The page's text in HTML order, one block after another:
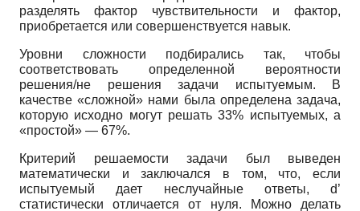
разделять фактор чувствительности и фактор,
приобретается или совершенствуется навык.
Уровни сложности подбирались так, чтобы
соответствовать определенной вероятности
решения/не решения задачи испытуемым. В
качестве «сложной» нами была определена задача,
которую исходно могут решать 33% испытуемых, а
«простой» — 67%.
Критерий решаемости задачи был выведен
математически и заключался в том, что, если
испытуемый дает неслучайные ответы, d’
статистически отличается от нуля. Можно делать